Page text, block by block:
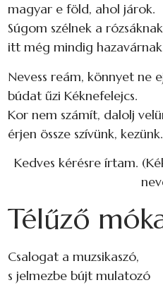
magyar e föld, ahol járok.
Súgom szélnek a
itt még mindig
Nevess reám, könnyet ne
búdat űzi Kéknefelejcs.
Kor nem számít, dalolj
érjen össze szívünk, kezünk.
Kedves kérésre írtam.
Télűző
Csalogat a muzsikaszó,
s jelmezbe bújt mulatozó